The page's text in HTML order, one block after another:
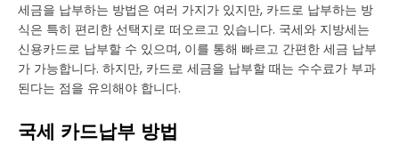
세금을 납부하는 방법은 여러 가지가 있지만, 카드로 납부하는 방
식은 특히 편리한 선택지로 떠오르고 있습니다. 국세와 지방세는
신용카드로 납부할 수 있으며, 이를 통해 빠르고 간편한 세금 납부
가 가능합니다. 하지만, 카드로 세금을 납부할 때는 수수료가 부과
된다는 점을 유의해야 합니다.
국세 카드납부 방법